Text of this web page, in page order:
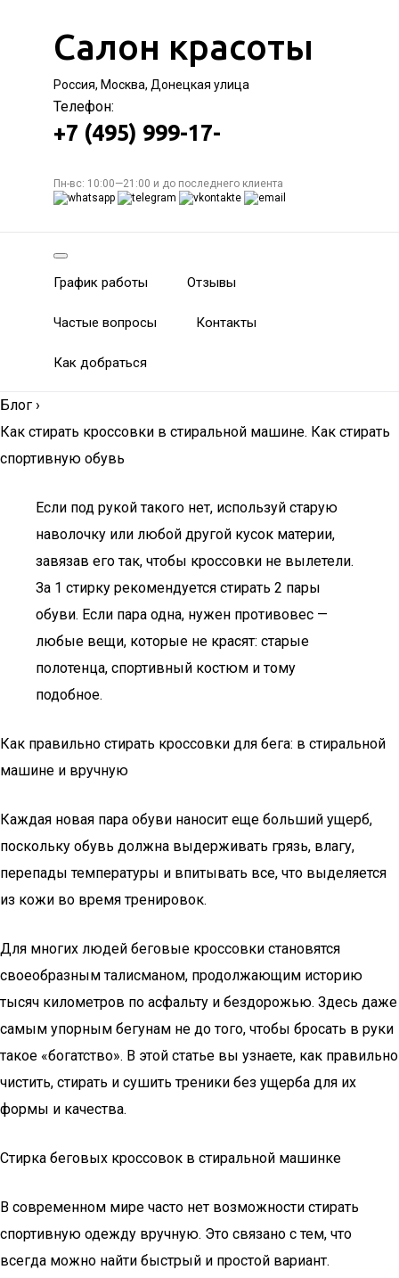
Салон красоты
Россия, Москва, Донецкая улица
Телефон:
+7 (495) 999-17-
Пн-вс: 10:00—21:00 и до последнего клиента
График работы Отзывы
Частые вопросы Контакты
Как добраться
Блог ›
Как стирать кроссовки в стиральной машине. Как стирать
спортивную обувь
Если под рукой такого нет, используй старую
наволочку или любой другой кусок материи,
завязав его так, чтобы кроссовки не вылетели.
За 1 стирку рекомендуется стирать 2 пары
обуви. Если пара одна, нужен противовес —
любые вещи, которые не красят: старые
полотенца, спортивный костюм и тому
подобное.
Как правильно стирать кроссовки для бега: в стиральной
машине и вручную
Каждая новая пара обуви наносит еще больший ущерб,
поскольку обувь должна выдерживать грязь, влагу,
перепады температуры и впитывать все, что выделяется
из кожи во время тренировок.
Для многих людей беговые кроссовки становятся
своеобразным талисманом, продолжающим историю
тысяч километров по асфальту и бездорожью. Здесь даже
самым упорным бегунам не до того, чтобы бросать в руки
такое «богатство». В этой статье вы узнаете, как правильно
чистить, стирать и сушить треники без ущерба для их
формы и качества.
Стирка беговых кроссовок в стиральной машинке
В современном мире часто нет возможности стирать
спортивную одежду вручную. Это связано с тем, что
всегда можно найти быстрый и простой вариант.